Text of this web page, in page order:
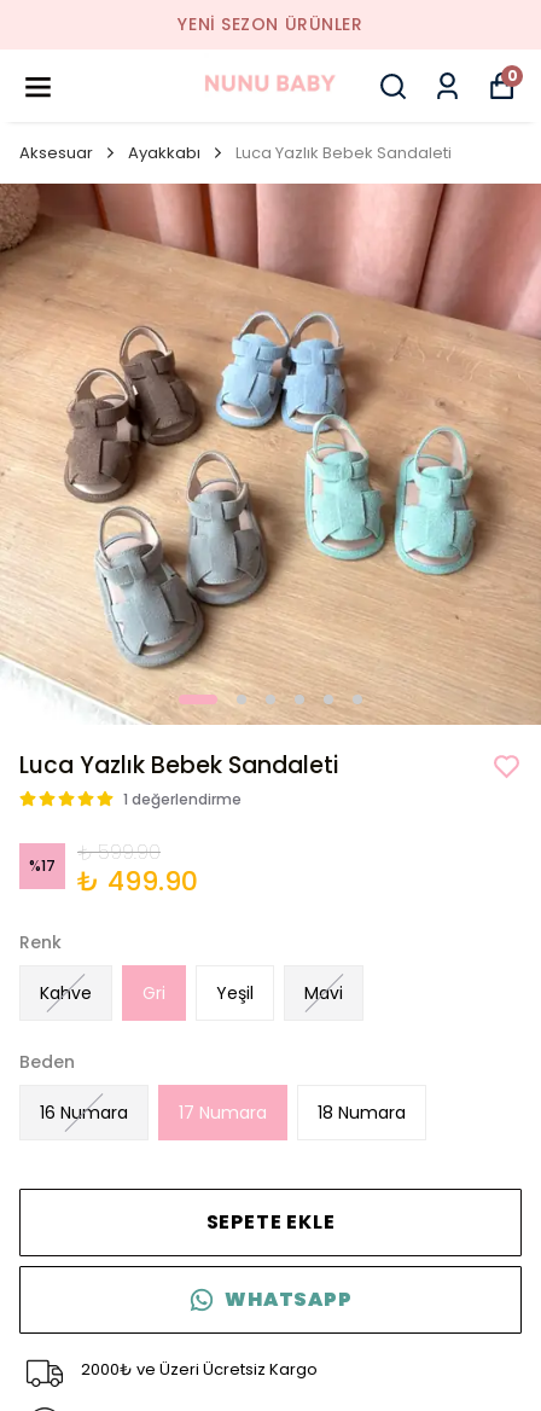
YENI SEZON ÜRÜNLER
0
Aksesuar Ayakkabı Luca Yazlık Bebek Sandaleti
Luca Yazlık Bebek Sandaleti
1 değerlendirme
%17 ₺ 599.90
₺ 499.90
Renk
Kahve Gri Yeşil Mavi
Beden
16 Numara 17 Numara 18 Numara
SEPETE EKLE
WHATSAPP
2000₺ ve Üzeri Ücretsiz Kargo